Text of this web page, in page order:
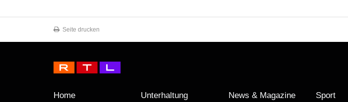
Seite drucken
Home Unterhaltung News & Magazine Sport